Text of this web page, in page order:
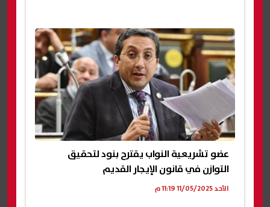
عضو تشريعية النواب يقترح بنود لتحقيق
التوازن في قانون الإيجار القديم
الأحد 11/05/2025 11:19 م